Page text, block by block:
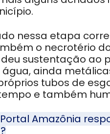
nessa etapa
o necrotério
sustentação ao
ainda
tubos de
e também
Portal Amazônia